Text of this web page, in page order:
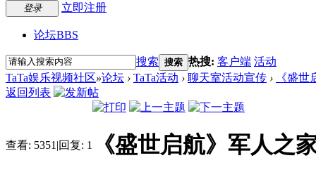
登录 立即注册
论坛BBS
搜索 搜索 热搜: 客户端 活动
TaTa娱乐视频社区»论坛 › TaTa活动 › 聊天室活动宣传 ›
《盛
返回列表
查看: 5351 |回复: 1 《盛世启航》军人之